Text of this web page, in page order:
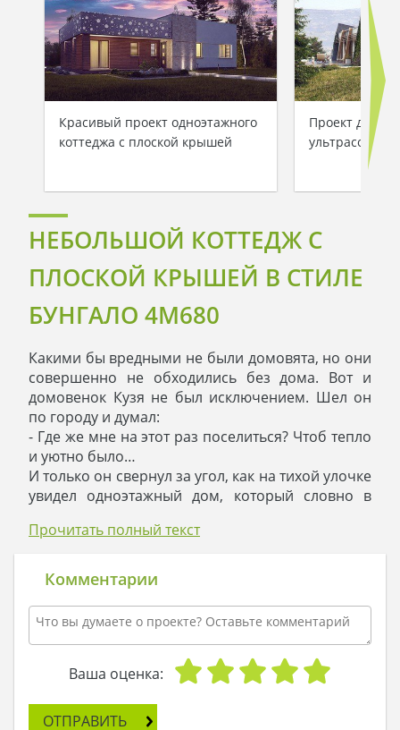
Красивый проект одноэтажного
коттеджа с плоской крышей
Проект дома в
НЕБОЛЬШОЙ КОТТЕДЖ С
ПЛОСКОЙ КРЫШЕЙ В СТИЛЕ
БУНГАЛО 4M680
Какими бы вредными не были домовята, но они
совершенно не обходились без дома. Вот и
домовенок Кузя не был исключением. Шел он
по городу и думал:
- Где же мне на этот раз поселиться? Чтоб тепло
и уютно было…
И только он свернул за угол, как на тихой улочке
увидел одноэтажный дом, который словно в
- Надо же! Какой милый дом попался, а ведь не
домовенок. – Надо в дом войти: посмотреть,
такой ли он красивый и внутри!
И Кузя пробрался в дом, попав сразу в
гостиную.
- Ничего себе, сколько здесь места! - приложил
он ладонь к голове. – Никогда подобного дома
Он прошелся по дому, заглянув везде.
Прочитать полный текст
Комментарии
Ваша оценка:
ОТПРАВИТЬ